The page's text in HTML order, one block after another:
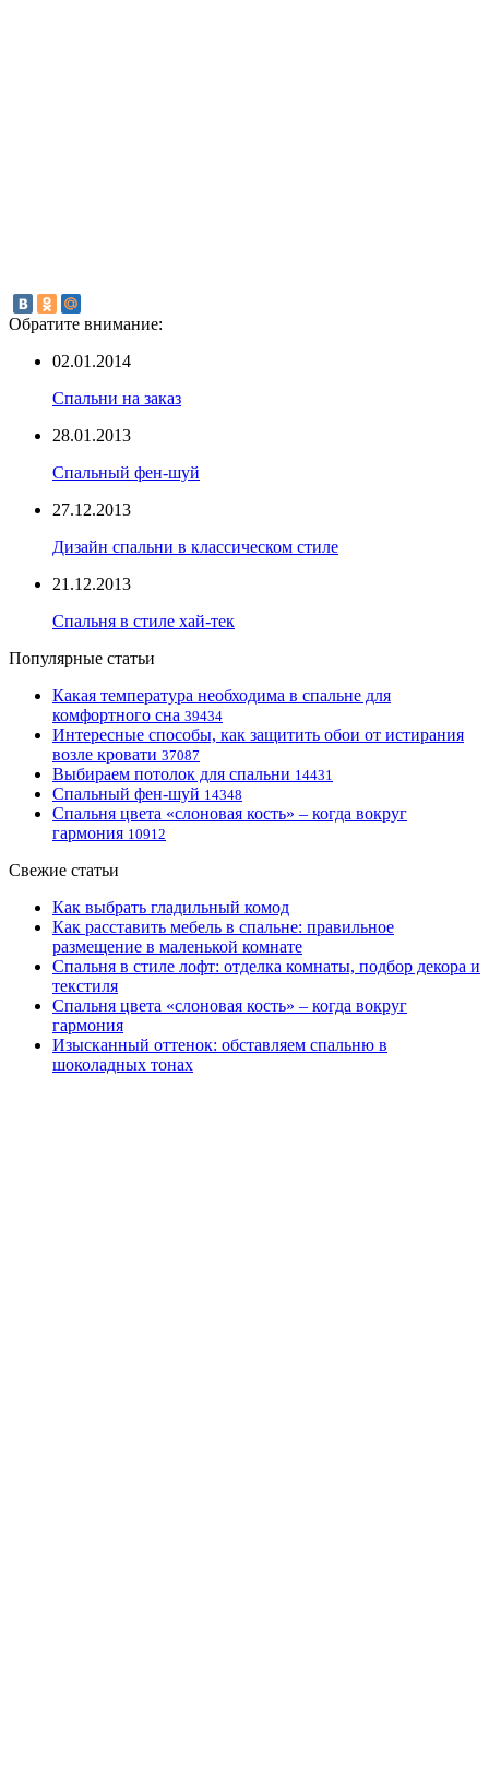
Обратите внимание:
02.01.2014
Спальни на заказ
28.01.2013
Спальный фен-шуй
27.12.2013
Дизайн спальни в классическом стиле
21.12.2013
Спальня в стиле хай-тек
Популярные статьи
Какая температура необходима в спальне для
комфортного сна 39434
Интересные способы, как защитить обои от истирания
возле кровати 37087
Выбираем потолок для спальни 14431
Спальный фен-шуй 14348
Спальня цвета «слоновая кость» – когда вокруг
гармония 10912
Свежие статьи
Как выбрать гладильный комод
Как расставить мебель в спальне: правильное
размещение в маленькой комнате
Спальня в стиле лофт: отделка комнаты, подбор декора и
текстиля
Спальня цвета «слоновая кость» – когда вокруг
гармония
Изысканный оттенок: обставляем спальню в
шоколадных тонах